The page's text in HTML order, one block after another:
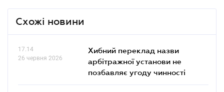
Схожі новини
17.14
26 червня 2026
Хибний переклад назви
арбітражної установи не
позбавляє угоду чинності